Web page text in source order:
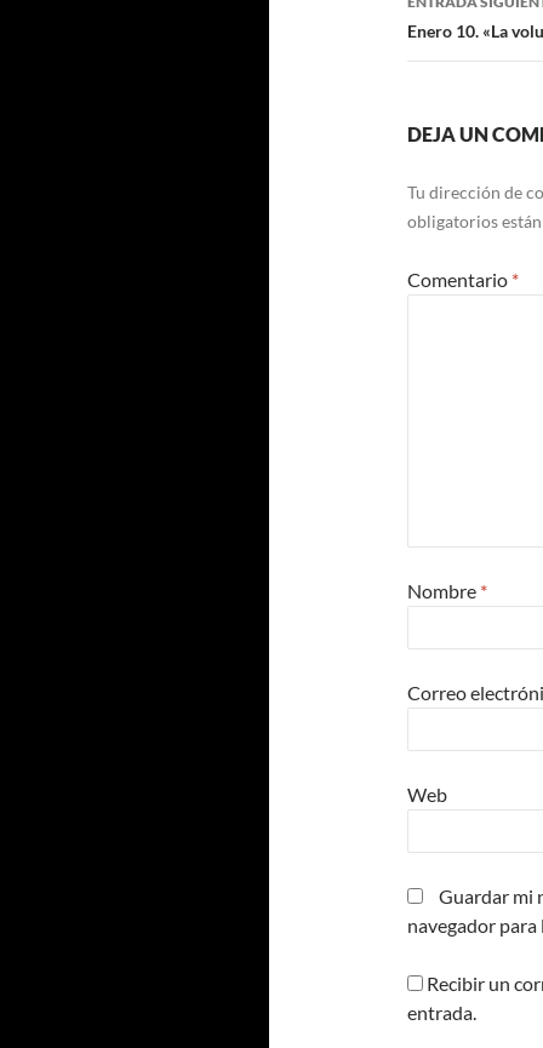
Enero 10. «La
DEJA UN
Tu dirección de
obligatorios
Comentario *
Nombre *
Correo
Web
Guardar mi
navegador
Recibir un
entrada.